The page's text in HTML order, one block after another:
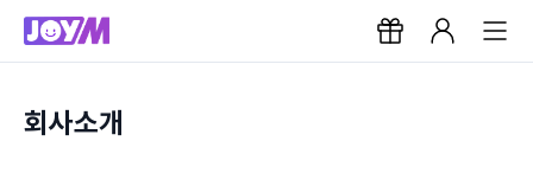
회사소개